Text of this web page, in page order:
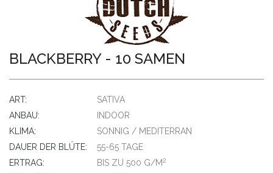
BLACKBERRY - 10 SAMEN
ART:
SATIVA
ANBAU:
INDOOR
KLIMA:
SONNIG / MEDITERRAN
DAUER DER BLÜTE:
55-65 TAGE
ERTRAG:
BIS ZU 500 G/M2